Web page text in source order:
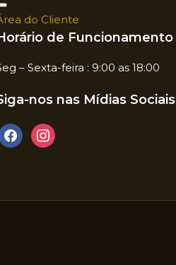
do Cliente
de Funcionamento
– Sexta-feira : 9:00 as 18:00
nos nas Mídias Sociais